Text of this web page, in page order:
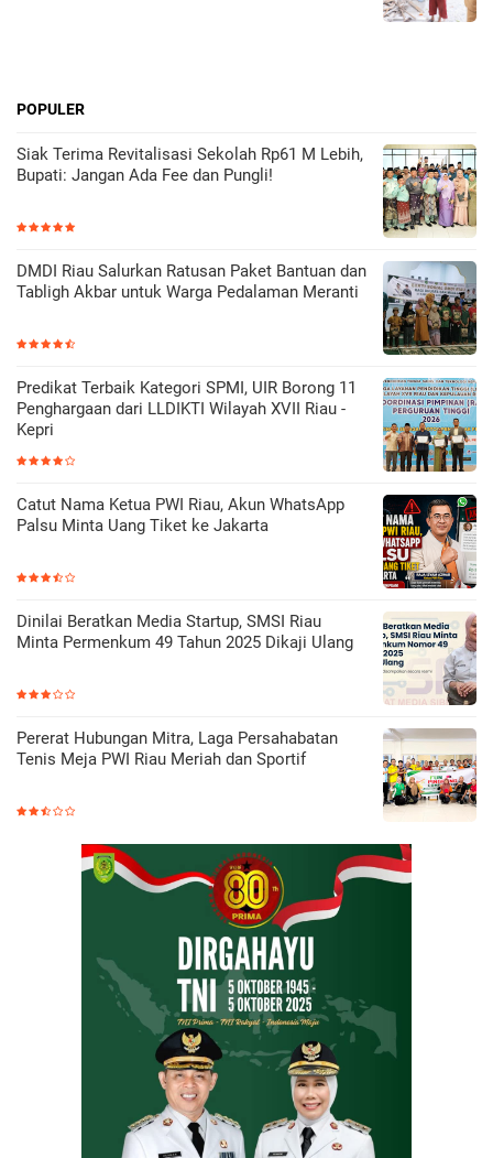
POPULER
Siak Terima Revitalisasi Sekolah Rp61 M Lebih,
Bupati: Jangan Ada Fee dan Pungli!
DMDI Riau Salurkan Ratusan Paket Bantuan dan
Tabligh Akbar untuk Warga Pedalaman Meranti
Predikat Terbaik Kategori SPMI, UIR Borong 11
Penghargaan dari LLDIKTI Wilayah XVII Riau -
Kepri
Catut Nama Ketua PWI Riau, Akun WhatsApp
Palsu Minta Uang Tiket ke Jakarta
Dinilai Beratkan Media Startup, SMSI Riau
Minta Permenkum 49 Tahun 2025 Dikaji Ulang
Pererat Hubungan Mitra, Laga Persahabatan
Tenis Meja PWI Riau Meriah dan Sportif